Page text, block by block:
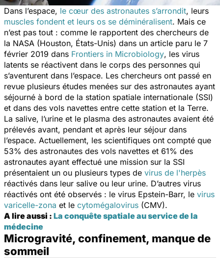
Dans l’espace, le cœur des astronautes s’arrondit, leurs
muscles fondent et leurs os se déminéralisent. Mais ce
n’est pas tout : comme le rapportent des chercheurs de
la NASA (Houston, États-Unis) dans un article paru le 7
février 2019 dans Frontiers in Microbiology, les virus
latents se réactivent dans le corps des personnes qui
s’aventurent dans l’espace. Les chercheurs ont passé en
revue plusieurs études menées sur des astronautes ayant
séjourné à bord de la station spatiale internationale (SSI)
et dans des vols navettes entre cette station et la Terre.
La salive, l’urine et le plasma des astronautes avaient été
prélevés avant, pendant et après leur séjour dans
l’espace. Actuellement, les scientifiques ont compté que
53% des astronautes des vols navettes et 61% des
astronautes ayant effectué une mission sur la SSI
présentaient un ou plusieurs types de virus de l'herpès
réactivés dans leur salive ou leur urine. D’autres virus
réactivés ont été observés : le virus Epstein-Barr, le virus
varicelle-zona et le cytomégalovirus (CMV).
A lire aussi : La conquête spatiale au service de la
médecine
Microgravité, confinement, manque de
sommeil